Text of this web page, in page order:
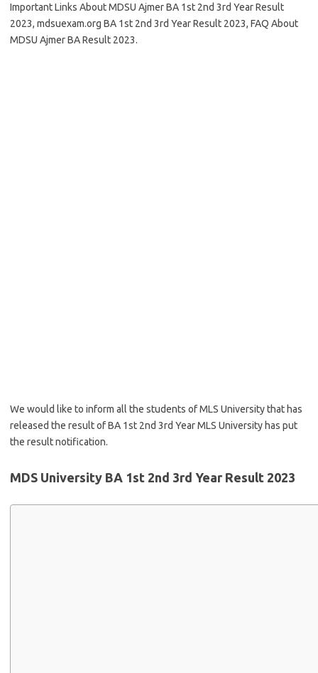
Important Links About MDSU Ajmer BA 1st 2nd 3rd Year Result
2023, mdsuexam.org BA 1st 2nd 3rd Year Result 2023, FAQ About
MDSU Ajmer BA Result 2023.
We would like to inform all the students of MLS University that has
released the result of BA 1st 2nd 3rd Year MLS University has put
the result notification.
MDS University BA 1st 2nd 3rd Year Result 2023